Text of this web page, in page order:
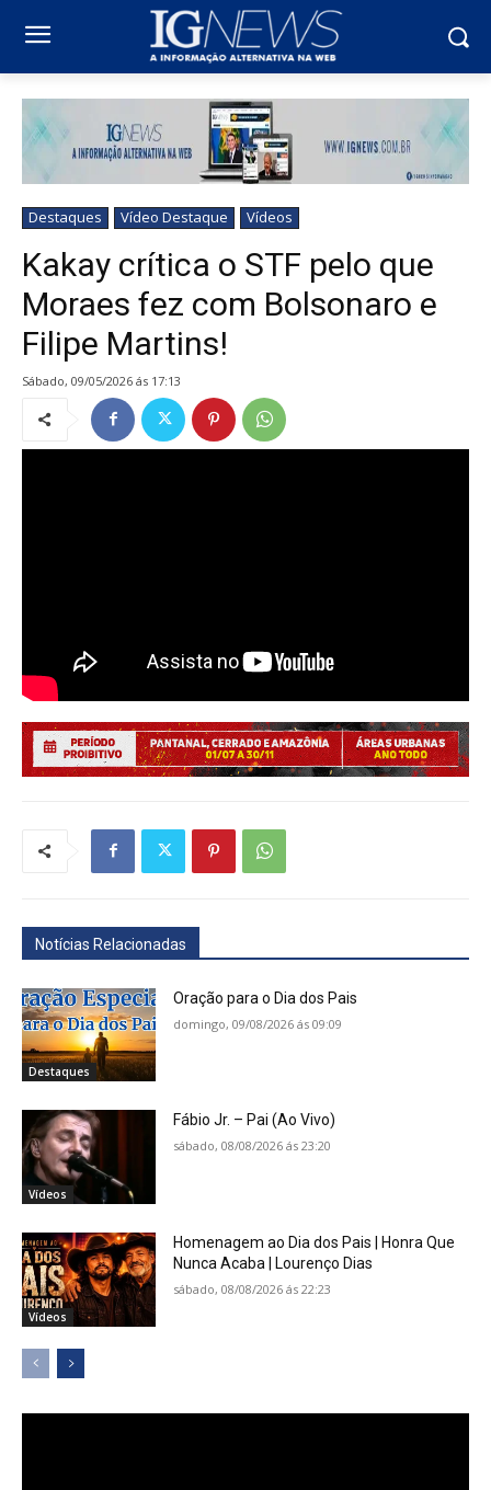
Destaques Vídeo Destaque Vídeos
Kakay crítica o STF pelo que
Moraes fez com Bolsonaro e
Filipe Martins!
sábado, 09/05/2026 ás 17:13
Notícias Relacionadas
Destaques
Oração para o Dia dos Pais
domingo, 09/08/2026 ás 09:09
Vídeos
Fábio Jr. – Pai (Ao Vivo)
sábado, 08/08/2026 ás 23:20
Vídeos
Homenagem ao Dia dos Pais | Honra Que
Nunca Acaba | Lourenço Dias
sábado, 08/08/2026 ás 22:23